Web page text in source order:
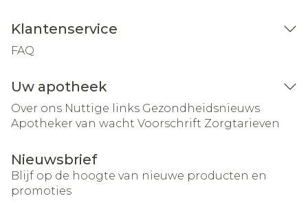
Klantenservice
FAQ
Uw apotheek
Over ons Nuttige links Gezondheidsnieuws
Apotheker van wacht Voorschrift Zorgtarieven
Nieuwsbrief
Blijf op de hoogte van nieuwe producten en
promoties